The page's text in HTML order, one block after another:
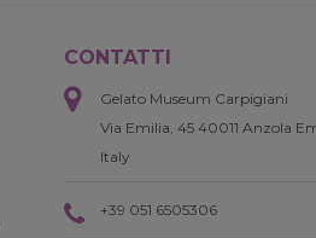
CONTATTI
Gelato Museum Carpigiani
Via Emilia, 45 40011 Anzola
Italy
+39 051 6505306